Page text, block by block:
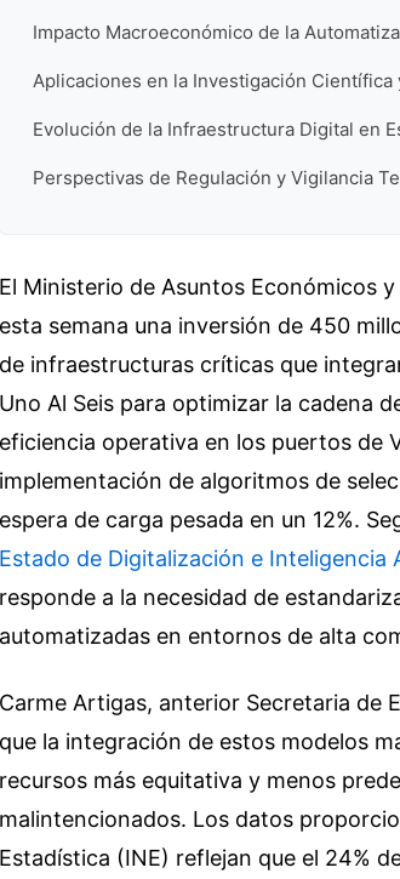
Impacto Macroeconómico de la
Aplicaciones en la Investigación Científica
Evolución de la Infraestructura Digital en
Perspectivas de Regulación y Vigilancia
El Ministerio de Asuntos Económicos
esta semana una inversión de 450
de infraestructuras críticas que
Uno Al Seis para optimizar la cadena
eficiencia operativa en los puertos de
implementación de algoritmos de
espera de carga pesada en un 12%.
Estado de Digitalización e Inteligencia
responde a la necesidad de
automatizadas en entornos de alta
Carme Artigas, anterior Secretaria de
que la integración de estos modelos
recursos más equitativa y menos
malintencionados. Los datos
Estadística (INE) reflejan que el 24%